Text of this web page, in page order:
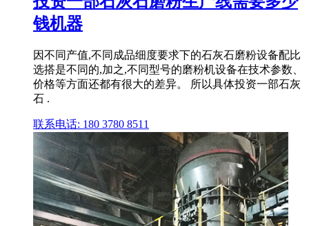
钱机器
因不同产值,不同成品细度要求下的石灰石磨粉设备配比
选搭是不同的,加之,不同型号的磨粉机设备在技术参数、
价格等方面还都有很大的差异。 所以具体投资一部石灰
石 .
联系电话: 180 3780 8511